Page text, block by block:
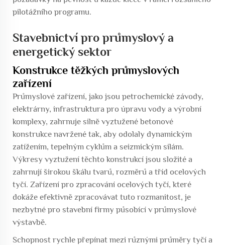
pilotážního programu.
Stavebnictví pro průmyslový a
energetický sektor
Konstrukce těžkých průmyslových
zařízení
Průmyslové zařízení, jako jsou petrochemické závody,
elektrárny, infrastruktura pro úpravu vody a výrobní
komplexy, zahrnuje silně vyztužené betonové
konstrukce navržené tak, aby odolaly dynamickým
zatížením, tepelným cyklům a seizmickým silám.
Výkresy vyztužení těchto konstrukcí jsou složité a
zahrnují širokou škálu tvarů, rozměrů a tříd ocelových
tyčí. Zařízení pro zpracování ocelových tyčí, které
dokáže efektivně zpracovávat tuto rozmanitost, je
nezbytné pro stavební firmy působící v průmyslové
výstavbě.
Schopnost rychle přepínat mezi různými průměry tyčí a